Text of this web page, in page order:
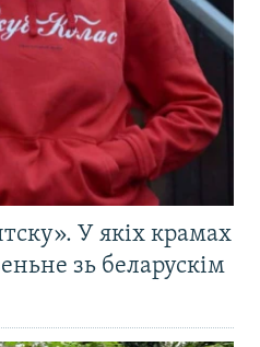
У якіх крамах
зь беларускім